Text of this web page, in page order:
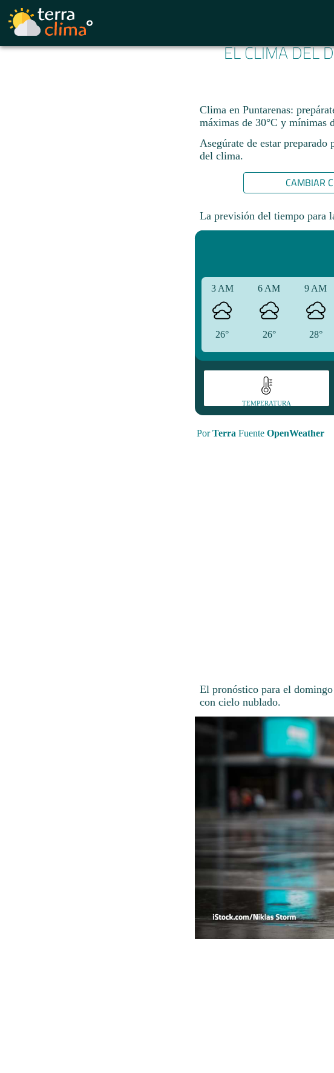
EL CLIMA DEL
Clima en Puntarenas:
máximas de 30°C y mínimas
Asegúrate de estar
del clima.
CAMBIAR
La previsión del tiempo para
3 AM
26°
6 AM
26°
9 AM
28°
TEMPERATURA
PorTerra Fuente OpenWeather
El pronóstico para el
con cielo nublado.